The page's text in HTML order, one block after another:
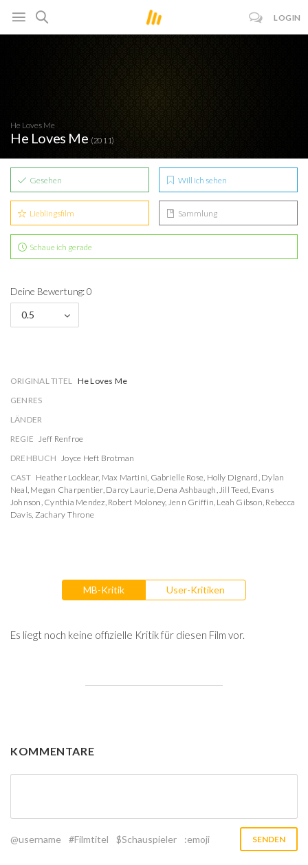
LOGIN
He Loves Me
He Loves Me (2011)
Gesehen Will ich sehen
Lieblingsfilm Sammlung
Schaue ich gerade
Deine Bewertung: 0
0.5
ORIGINAL TITEL He Loves Me
GENRES
LÄNDER
REGIE Jeff Renfroe
DREHBUCH Joyce Heft Brotman
CAST Heather Locklear, Max Martini, Gabrielle Rose, Holly Dignard, Dylan
Neal, Megan Charpentier, Darcy Laurie, Dena Ashbaugh,Jill Teed, Evans
Johnson, Cynthia Mendez, Robert Moloney, Jenn Griffin, Leah Gibson, Rebecca
Davis, Zachary Throne
MB-Kritik User-Kritiken
Es liegt noch keine offizielle Kritik für diesen Film vor.
KOMMENTARE
@username #Filmtitel $Schauspieler :emoji